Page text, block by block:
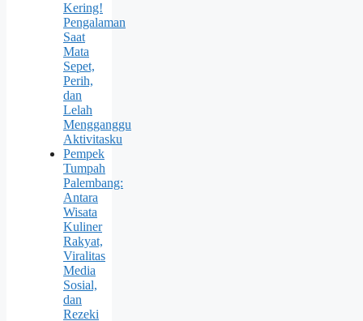
Kering!
Pengalaman
Saat
Mata
Sepet,
Perih,
dan
Lelah
Mengganggu
Aktivitasku
Pempek
Tumpah
Palembang:
Antara
Wisata
Kuliner
Rakyat,
Viralitas
Media
Sosial,
dan
Rezeki